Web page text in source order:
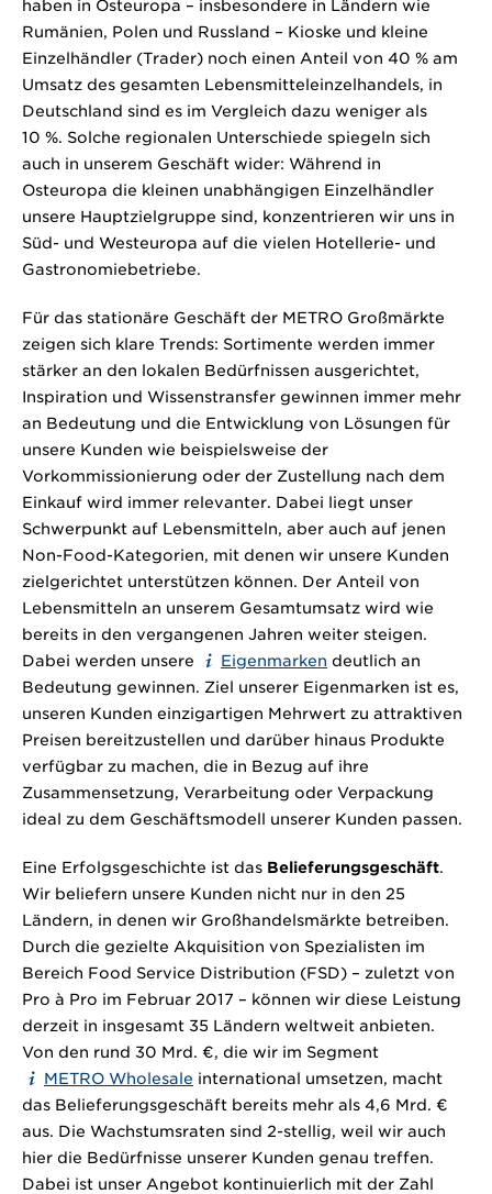
haben in Osteuropa – insbesondere in Ländern wie
Rumänien, Polen und Russland – Kioske und kleine
Einzelhändler (Trader) noch einen Anteil von 40 % am
Umsatz des gesamten Lebensmitteleinzelhandels, in
Deutschland sind es im Vergleich dazu weniger als
10 %. Solche regionalen Unterschiede spiegeln sich
auch in unserem Geschäft wider: Während in
Osteuropa die kleinen unabhängigen Einzelhändler
unsere Hauptzielgruppe sind, konzentrieren wir uns in
Süd- und Westeuropa auf die vielen Hotellerie- und
Gastronomiebetriebe.
Für das stationäre Geschäft der METRO Großmärkte
zeigen sich klare Trends: Sortimente werden immer
stärker an den lokalen Bedürfnissen ausgerichtet,
Inspiration und Wissenstransfer gewinnen immer mehr
an Bedeutung und die Entwicklung von Lösungen für
unsere Kunden wie beispielsweise der
Vorkommissionierung oder der Zustellung nach dem
Einkauf wird immer relevanter. Dabei liegt unser
Schwerpunkt auf Lebensmitteln, aber auch auf jenen
Non-Food-Kategorien, mit denen wir unsere Kunden
zielgerichtet unterstützen können. Der Anteil von
Lebensmitteln an unserem Gesamtumsatz wird wie
bereits in den vergangenen Jahren weiter steigen.
Dabei werden unsere
Eigenmarken deutlich an
Bedeutung gewinnen. Ziel unserer Eigenmarken ist es,
unseren Kunden einzigartigen Mehrwert zu attraktiven
Preisen bereitzustellen und darüber hinaus Produkte
verfügbar zu machen, die in Bezug auf ihre
Zusammensetzung, Verarbeitung oder Verpackung
ideal zu dem Geschäftsmodell unserer Kunden passen.
Eine Erfolgsgeschichte ist das Belieferungsgeschäft.
Wir beliefern unsere Kunden nicht nur in den 25
Ländern, in denen wir Großhandelsmärkte betreiben.
Durch die gezielte Akquisition von Spezialisten im
Bereich Food Service Distribution (FSD) – zuletzt von
Pro à Pro im Februar 2017 – können wir diese Leistung
derzeit in insgesamt 35 Ländern weltweit anbieten.
Von den rund 30 Mrd. €, die wir im Segment
METRO Wholesale international umsetzen, macht
das Belieferungsgeschäft bereits mehr als 4,6 Mrd. €
aus. Die Wachstumsraten sind 2-stellig, weil wir auch
hier die Bedürfnisse unserer Kunden genau treffen.
Dabei ist unser Angebot kontinuierlich mit der Zahl